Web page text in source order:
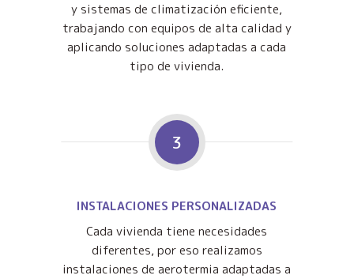
y sistemas de climatización eficiente,
trabajando con equipos de alta calidad y
aplicando soluciones adaptadas a cada
tipo de vivienda.
3
INSTALACIONES PERSONALIZADAS
Cada vivienda tiene necesidades
diferentes, por eso realizamos
instalaciones de aerotermia adaptadas a